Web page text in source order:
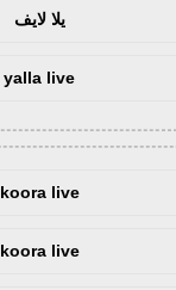
يلا لايف
yalla live
koora live
koora live